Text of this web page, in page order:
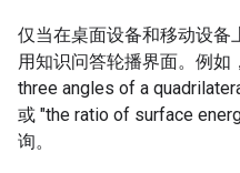
仅当在桌面设备和移动设备
用知识问答轮播界面。例如
three angles of a
或 "the ratio of surface
询。